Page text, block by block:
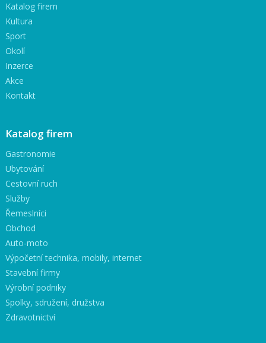
Katalog firem
Kultura
Sport
Okolí
Inzerce
Akce
Kontakt
Katalog firem
Gastronomie
Ubytování
Cestovní ruch
Služby
Řemeslníci
Obchod
Auto-moto
Výpočetní technika, mobily, internet
Stavební firmy
Výrobní podniky
Spolky, sdružení, družstva
Zdravotnictví